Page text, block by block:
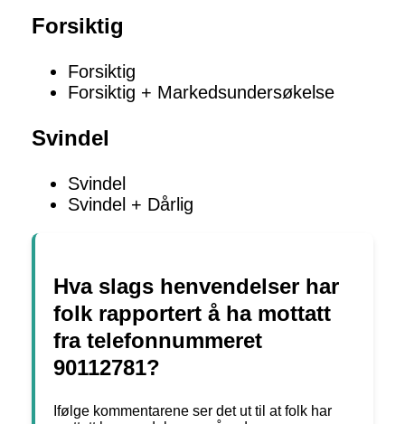
Forsiktig
Forsiktig
Forsiktig + Markedsundersøkelse
Svindel
Svindel
Svindel + Dårlig
Hva slags henvendelser har
folk rapportert å ha mottatt
fra telefonnummeret
90112781?
Ifølge kommentarene ser det ut til at folk har